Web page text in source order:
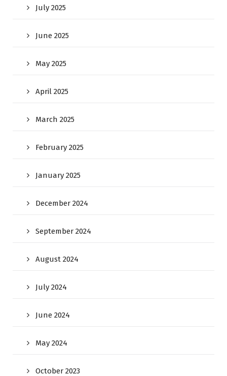
July 2025
June 2025
May 2025
April 2025
March 2025
February 2025
January 2025
December 2024
September 2024
August 2024
July 2024
June 2024
May 2024
October 2023